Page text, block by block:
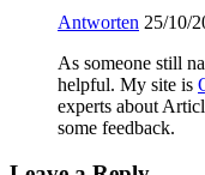
Antworten 25/10/
As someone still
helpful. My site is
experts about
some feedback.